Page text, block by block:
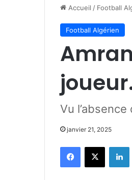
Accueil / Football
Football Algérien
Vu
janvier 21, 2025
Facebook
X